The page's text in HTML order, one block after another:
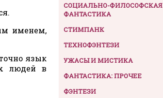
именем,
язык
людей в
СОЦИАЛЬНО-ФИЛОСОФСКАЯ
ФАНТАСТИКА
СТИМПАНК
ТЕХНОФЭНТЕЗИ
УЖАСЫ И МИСТИКА
ФАНТАСТИКА: ПРОЧЕЕ
ФЭНТЕЗИ